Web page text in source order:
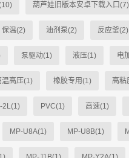
葫芦娃旧版本安卓下载入口(7)
保温(2) 油剂泵(2) 反应釜(2)
泵驱动(1) 液压(1) 电
温高压(1) 橡胶专用(1) 高粘
2L(1) PVC(1) 高速(1)
MP-U8A(1) MP-U8B(1)